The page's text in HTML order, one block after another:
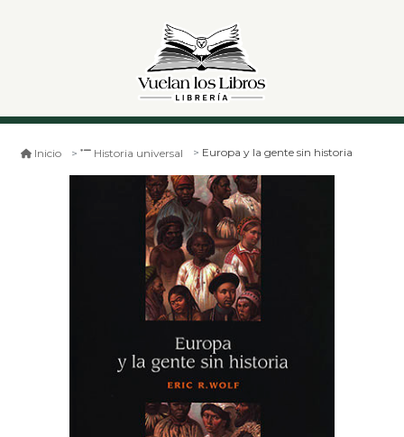
Inicio Historia universal Europa y la gente sin historia